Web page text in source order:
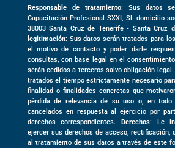
Responsable de tratamiento: Sus datos
Capacitación Profesional SXXI, SL domicilio
38003Santa Cruz de Tenerife - Santa Cruz
legitimación: Sus datos serán tratados para
el motivo de contacto y poder darle
consultas, con base legal en el
serán cedidos a terceros salvo obligación
tratados el tiempo estrictamente necesario
finalidad o finalidades concretas que
pérdida de relevancia de su uso o, en todo
cancelados en respuesta al ejercicio por
derechos correspondientes. Derechos: Le
ejercer sus derechos de acceso, rectificación,
al tratamiento de sus datos a través de este